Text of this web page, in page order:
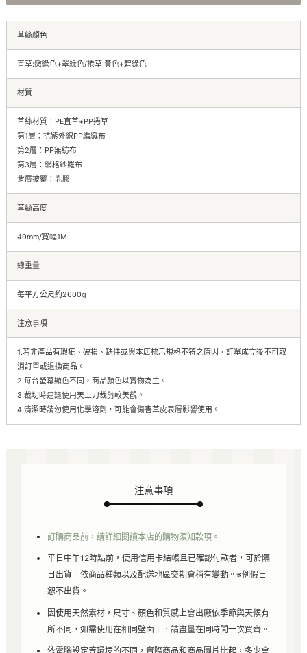
草絲顏色
直草:嫩綠色+翠綠色/捲草:黃色+碧綠色
材質
草絲材質：PE直草+PP捲草
第1層：抗紫外線PP編織布
第2層：PP無紡布
第3層：網格紗羅布
背層披覆：乳膠
草絲高度
40mm/寬幅1M
總重量
每平方公尺約2600g
注意事項
1.若非產品有瑕疵、破損、缺件或與本店標示規格不符之原因，訂單成立後不可取
消訂單或退換商品。
2.每台螢幕顯色不同，商品顏色以實物為主。
3.裁切時建議使用美工刀裁剪較美觀。
4.清潔時請勿使用化學溶劑，可能會傷害草皮表層影響使用。
注意事項
訂購商品前，請詳細閱讀本店的購物須知款項。
平日中午12時點前，使用信用卡結帳且已確認付款者，可於隔
日出貨。依商品種類以及配送地區交期會稍有變動。※例假日
恕不出貨。
因使用天然素材，尺寸、顏色和質感上會出廠依季節與天候有
所不同，如需使用在相同壁面上，請盡量在同時間一次買齊。
依電腦設定等環境的不同，實際商品和商品圖片比起，多少會